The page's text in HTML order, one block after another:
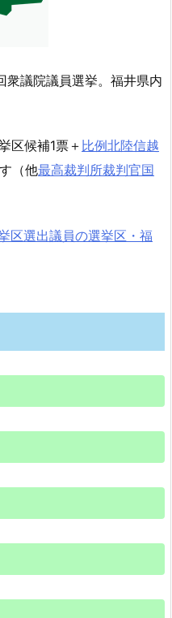
衆議院議員選挙。福井県内
区候補1票＋ 比例北陸信越
（他最高裁判所裁判官国
区選出議員の選挙区・福